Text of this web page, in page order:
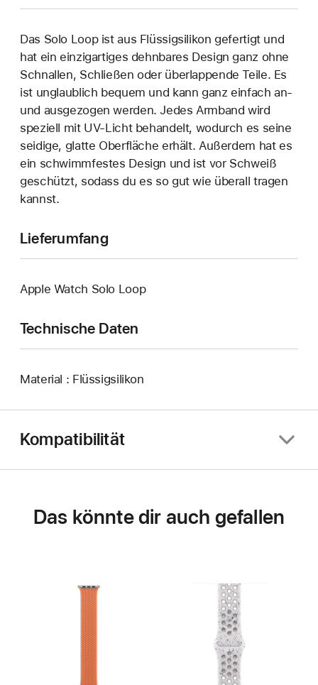
Das Solo Loop ist aus Flüssigsilikon gefertigt und
hat ein einzigartiges dehn­bares Design ganz ohne
Schnallen, Schließen oder überlappende Teile. Es
ist unglaublich bequem und kann ganz einfach an‑
und ausgezogen werden. Jedes Armband wird
speziell mit UV-Licht behandelt, wodurch es seine
seidige, glatte Oberfläche erhält. Außerdem hat es
ein schwimmfestes Design und ist vor Schweiß
geschützt, sodass du es so gut wie überall tragen
kannst.
Lieferumfang
Apple Watch Solo Loop
Technische Daten
Material : Flüssigsilikon
Kompatibilität
Das könnte dir auch gefallen